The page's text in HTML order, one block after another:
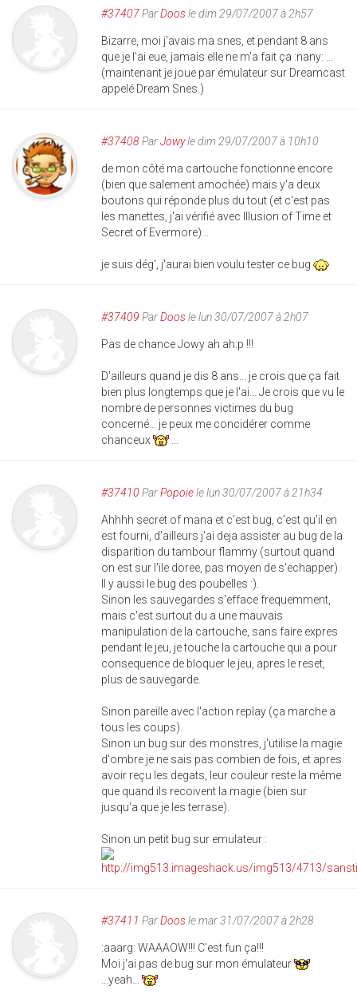
#37407ParDoosle dim 29/07/2007 à 2h57
Bizarre, moi j'avais ma snes, et pendant 8 ans
que je l'ai eue, jamais elle ne m'a fait ça :nany: ...
(maintenant je joue par émulateur sur Dreamcast
appelé Dream Snes.)
#37408ParJowyle dim 29/07/2007 à 10h10
de mon côté ma cartouche fonctionne encore
(bien que salement amochée) mais y'a deux
boutons qui réponde plus du tout (et c'est pas
les manettes, j'ai vérifié avec Illusion of Time et
Secret of Evermore)...
je suis dég', j'aurai bien voulu tester ce bug
#37409 ParDoosle lun 30/07/2007 à 2h07
Pas de chance Jowy ah ah:p !!!
D'ailleurs quand je dis 8 ans... je crois que ça fait
bien plus longtemps que je l'ai... Je crois que vu le
nombre de personnes victimes du bug
concerné... je peux me concidérer comme
chanceux
#37410 ParPopoiele lun 30/07/2007 à 21h34
Ahhhh secret of mana et c'est bug, c'est qu'il en
est fourni, d'ailleurs j'ai deja assister au bug de la
disparition du tambour flammy (surtout quand
on est sur l'ile doree, pas moyen de s'echapper).
Il y aussi le bug des poubelles :).
Sinon les sauvegardes s'efface frequemment,
mais c'est surtout du a une mauvais
manipulation de la cartouche, sans faire expres
pendant le jeu, je touche la cartouche qui a pour
consequence de bloquer le jeu, apres le reset,
plus de sauvegarde.
Sinon pareille avec l'action replay (ça marche a
tous les coups).
Sinon un bug sur des monstres, j'utilise la magie
d'ombre je ne sais pas combien de fois, et apres
avoir reçu les degats, leur couleur reste la même
que quand ils recoivent la magie (bien sur
jusqu'a que je les terrase).
Sinon un petit bug sur emulateur :
#37411 ParDoosle mar 31/07/2007 à 2h28
:aaarg: WAAAOW!!! C'est fun ça!!!
Moi j'ai pas de bug sur mon émulateur
...yeah...